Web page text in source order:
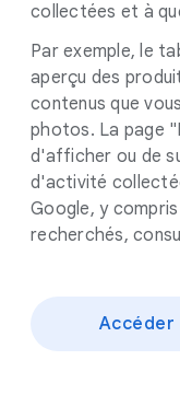
collectées et à
Par exemple, le
aperçu des
contenus que
photos. La page
d'afficher ou de
d'activité
Google, y
recherchés,
Accéder